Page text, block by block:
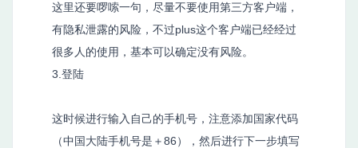
这里还要啰嗦一句，尽量不要使用第三方客户端，
有隐私泄露的风险，不过plus这个客户端已经经过
很多人的使用，基本可以确定没有风险。
3.登陆
这时候进行输入自己的手机号，注意添加国家代码
（中国大陆手机号是＋86），然后进行下一步填写